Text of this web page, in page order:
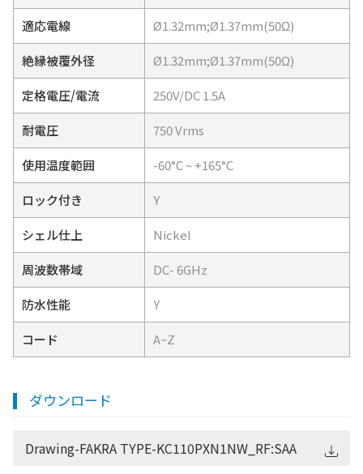
適応電線 Ø1.32mm;Ø1.37mm(50Ω)
絶縁被覆外径 Ø1.32mm;Ø1.37mm(50Ω)
定格電圧/電流 250V/DC 1.5A
耐電圧 750 Vrms
使用温度範囲 -60°C ~ +165°C
ロック付き Y
シェル仕上 Nickel
周波数帯域 DC- 6GHz
防水性能 Y
コード A~Z
ダウンロード
Drawing-FAKRA TYPE-KC110PXN1NW_RF:SAA